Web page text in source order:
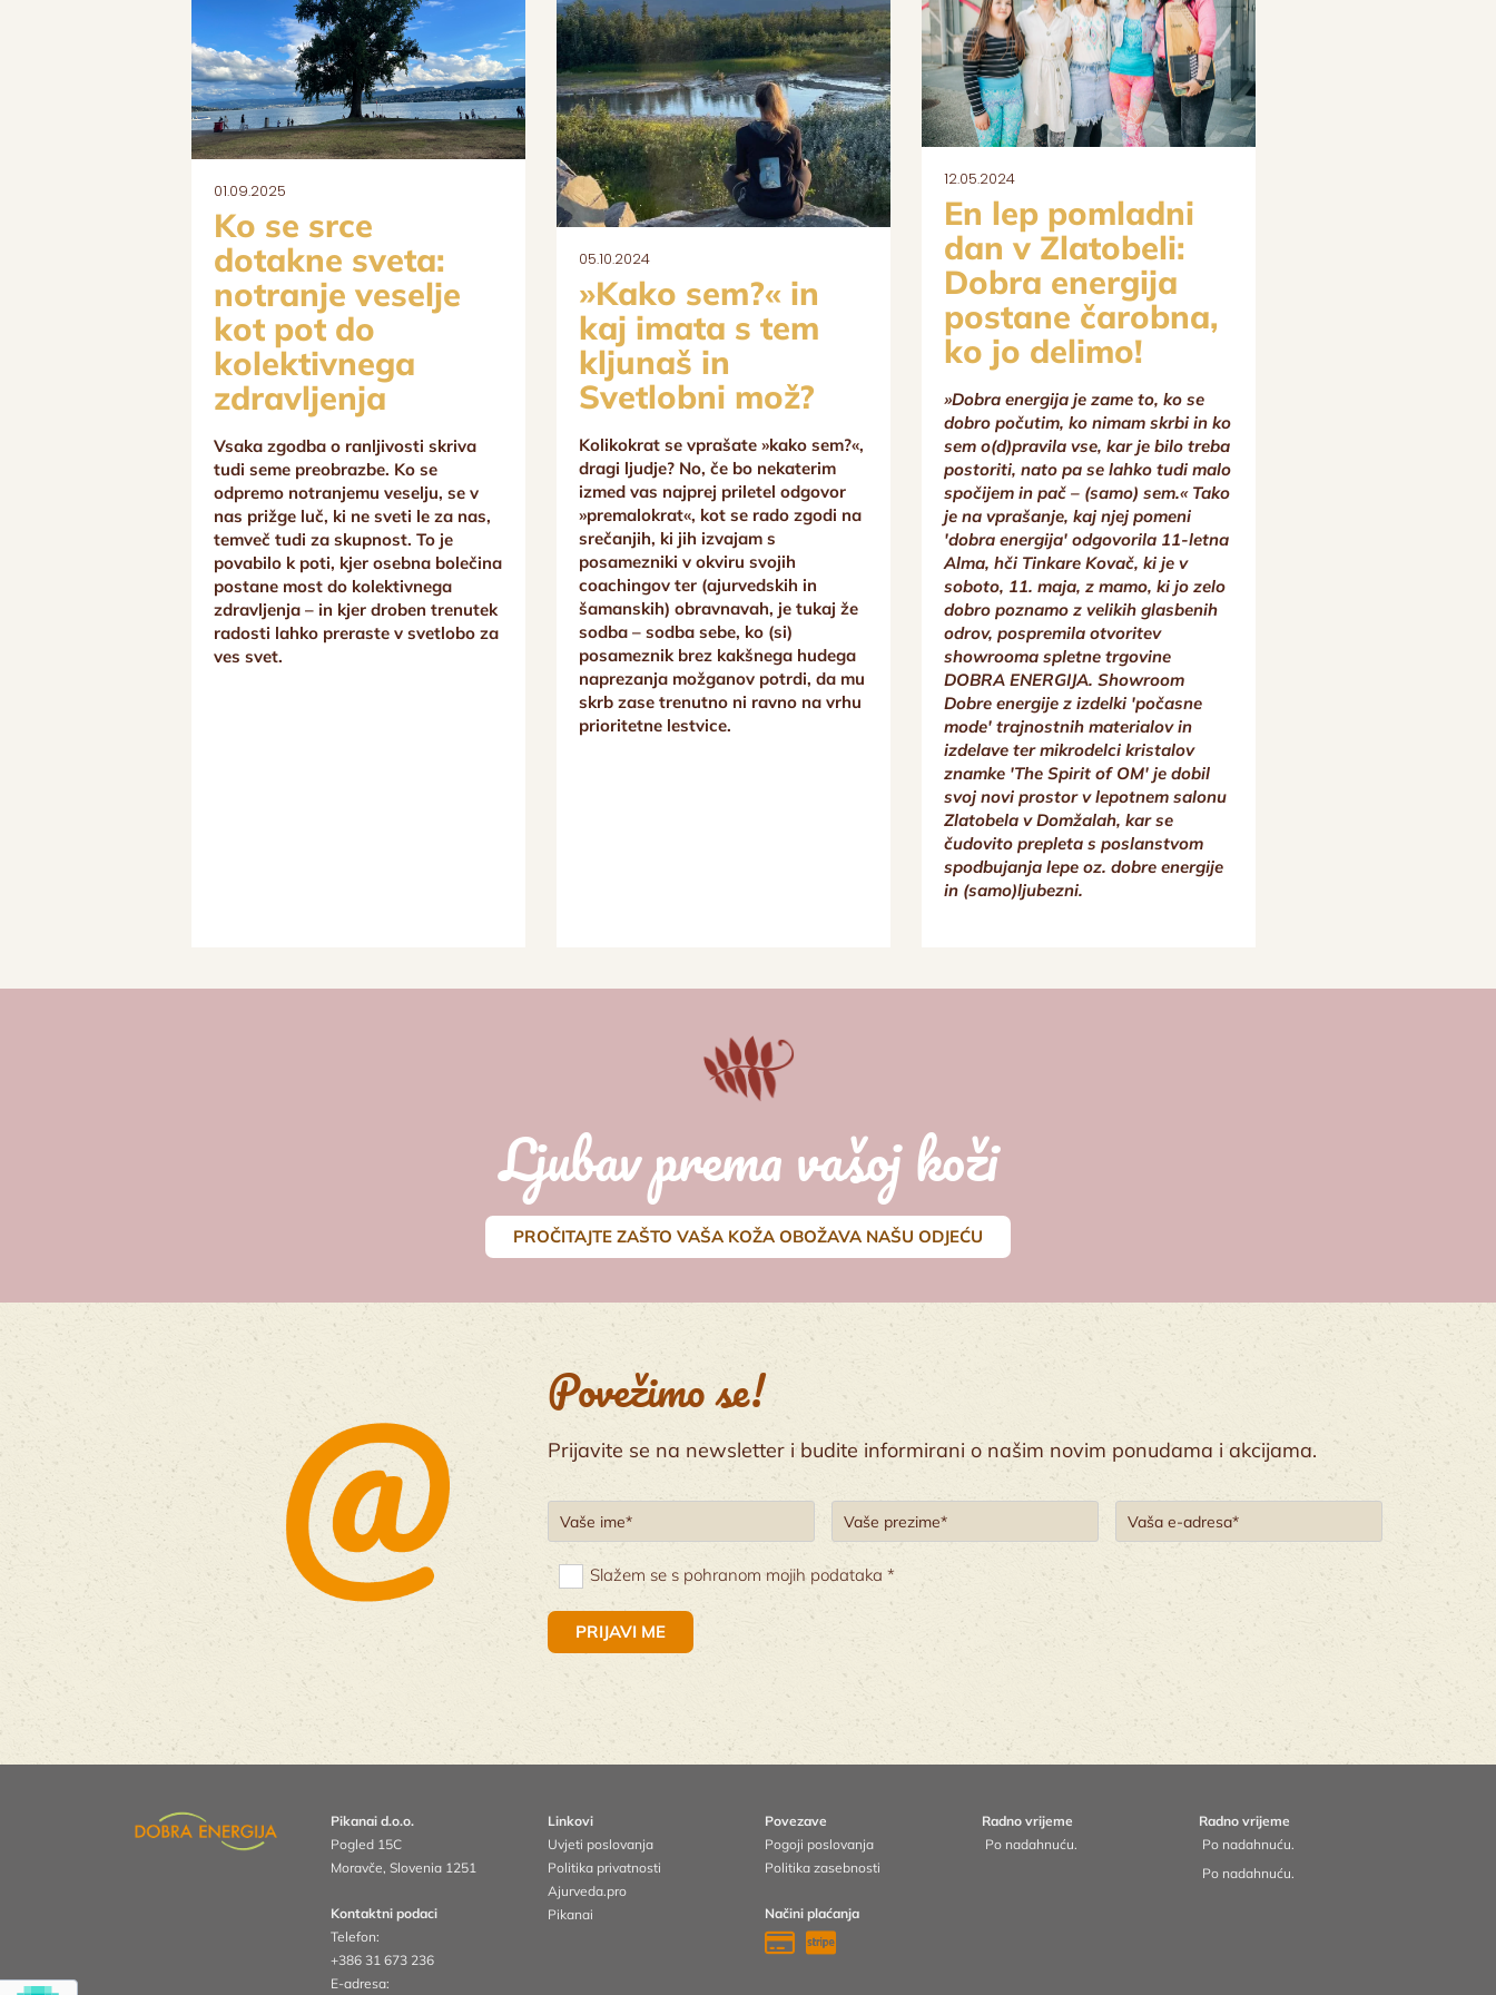
01.09.2025
Ko se srce
dotakne sveta:
notranje veselje
kot pot do
kolektivnega
zdravljenja
Vsaka zgodba o ranljivosti skriva
tudi seme preobrazbe. Ko se
odpremo notranjemu veselju, se v
nas prižge luč, ki ne sveti le za nas,
temveč tudi za skupnost. To je
povabilo k poti, kjer osebna bolečina
postane most do kolektivnega
zdravljenja – in kjer droben trenutek
radosti lahko preraste v svetlobo za
ves svet.
05.10.2024
»Kako sem?« in
kaj imata s tem
kljunaš in
Svetlobni mož?
Kolikokrat se vprašate »kako sem?«,
dragi ljudje? No, če bo nekaterim
izmed vas najprej priletel odgovor
»premalokrat«, kot se rado zgodi na
srečanjih, ki jih izvajam s
posamezniki v okviru svojih
coachingov ter (ajurvedskih in
šamanskih) obravnavah, je tukaj že
sodba – sodba sebe, ko (si)
posameznik brez kakšnega hudega
naprezanja možganov potrdi, da mu
skrb zase trenutno ni ravno na vrhu
prioritetne lestvice.
12.05.2024
En lep pomladni
dan v Zlatobeli:
Dobra energija
postane čarobna,
ko jo delimo!
»Dobra energija je zame to, ko se
dobro počutim, ko nimam skrbi in ko
sem o(d)pravila vse, kar je bilo treba
postoriti, nato pa se lahko tudi malo
spočijem in pač – (samo) sem.« Tako
je na vprašanje, kaj njej pomeni
'dobra energija' odgovorila 11-letna
Alma, hči Tinkare Kovač, ki je v
soboto, 11. maja, z mamo, ki jo zelo
dobro poznamo z velikih glasbenih
odrov, pospremila otvoritev
showrooma spletne trgovine
DOBRA ENERGIJA. Showroom
Dobre energije z izdelki 'počasne
mode' trajnostnih materialov in
izdelave ter mikrodelci kristalov
znamke 'The Spirit of OM' je dobil
svoj novi prostor v lepotnem salonu
Zlatobela v Domžalah, kar se
čudovito prepleta s poslanstvom
spodbujanja lepe oz. dobre energije
in (samo)ljubezni.
Ljubav prema vašoj koži
PROČITAJTE ZAŠTO VAŠA KOŽA OBOŽAVA NAŠU ODJEĆU
Povežimo se!
Prijavite se na newsletter i budite informirani o našim novim ponudama i akcijama.
Slažem se s pohranom mojih podataka *
Pikanai d.o.o.
Pogled 15C
Moravče, Slovenia 1251
Kontaktni podaci
Telefon:
+386 31 673 236
E-adresa:
Linkovi
Uvjeti poslovanja
Politika privatnosti
Ajurveda.pro
Pikanai
Povezave
Pogoji poslovanja
Politika zasebnosti
Načini plaćanja
Radno vrijeme
Po nadahnuću.
Radno vrijeme
Po nadahnuću.
Po nadahnuću.